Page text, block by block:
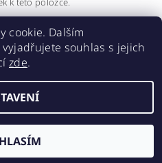
práva vyhrazena
Shoptet
cookie. Dalším
souhlas s jejich
zde.